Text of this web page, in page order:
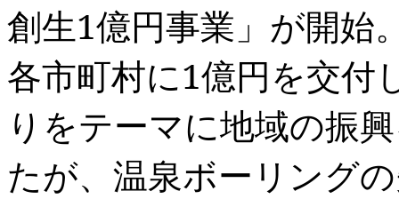
創生1億円事業」が開始
各市町村に1億円を交付
りをテーマに地域の振
たが、温泉ボーリング